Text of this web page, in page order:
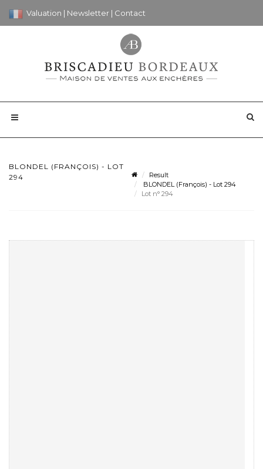
Valuation | Newsletter | Contact
BLONDEL (FRANÇOIS) - LOT
294
Result
BLONDEL (François) - Lot 294
Lot n° 294